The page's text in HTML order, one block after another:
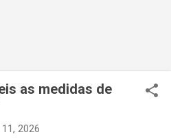
as medidas de
2026